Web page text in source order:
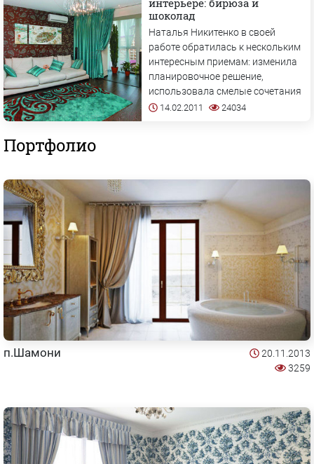
14.02.2011 24034
интерьере: бирюза и
шоколад
Наталья Никитенко в своей
работе обратилась к нескольким
интересным приемам: изменила
планировочное решение,
использовала смелые сочетания
цветов в интерьере и необычные
Портфолио
п.Шамони
20.11.2013
3259